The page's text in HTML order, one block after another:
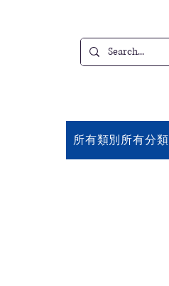
所有類別所有分類